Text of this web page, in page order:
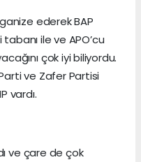
ederek BAP
ile ve APO’cu
çok iyi biliyordu.
ve Zafer Partisi
vardı.
ve çare de çok